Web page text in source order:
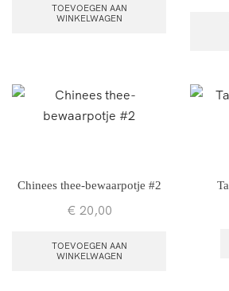
TOEVOEGEN AAN
WINKELWAGEN
Chinees thee-bewaarpotje #2
€ 20,00
TOEVOEGEN AAN
WINKELWAGEN